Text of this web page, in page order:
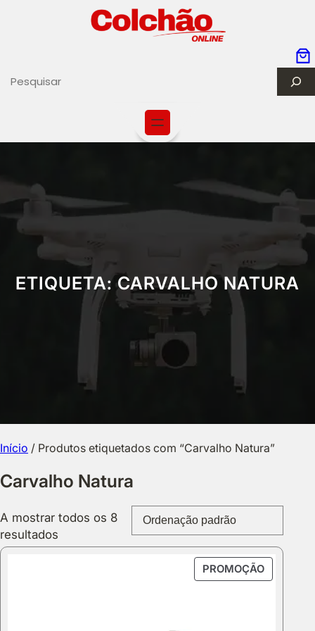
c
ETIQUETA:CARVALHO NATURA
Início / Produtos etiquetados com “Carvalho Natura”
Carvalho Natura
A mostrar todos os 8
resultados
PROMOÇÃO
EM